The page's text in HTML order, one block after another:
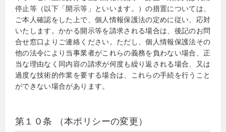
停止等（以下「開示等」といいます。）の措置については、
ご本人確認をした上で、個人情報保護法の定めに従い、応対
いたします。かかる開示等を請求される場合は、後記のお問
合せ窓口よりご連絡ください。ただし、個人情報保護法その
他の法令により当事業者がこれらの義務を負わない場合、正
当な理由なく同内容の請求が何度も繰り返される場合、又は
過度な技術的作業を要する場合は、これらの手続を行うこと
ができない場合があります。
第１０条 （本ポリシーの変更）